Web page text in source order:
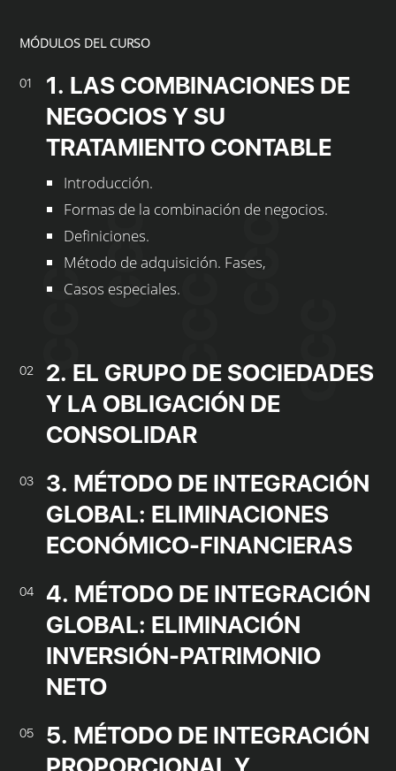
MÓDULOS DEL CURSO
01
1. LAS COMBINACIONES DE
NEGOCIOS Y SU
TRATAMIENTO CONTABLE
Introducción.
Formas de la combinación de negocios.
Definiciones.
Método de adquisición. Fases,
Casos especiales.
02
2. EL GRUPO DE SOCIEDADES
Y LA OBLIGACIÓN DE
CONSOLIDAR
03
3. MÉTODO DE INTEGRACIÓN
GLOBAL: ELIMINACIONES
ECONÓMICO-FINANCIERAS
04
4. MÉTODO DE INTEGRACIÓN
GLOBAL: ELIMINACIÓN
INVERSIÓN-PATRIMONIO
NETO
05
5. MÉTODO DE INTEGRACIÓN